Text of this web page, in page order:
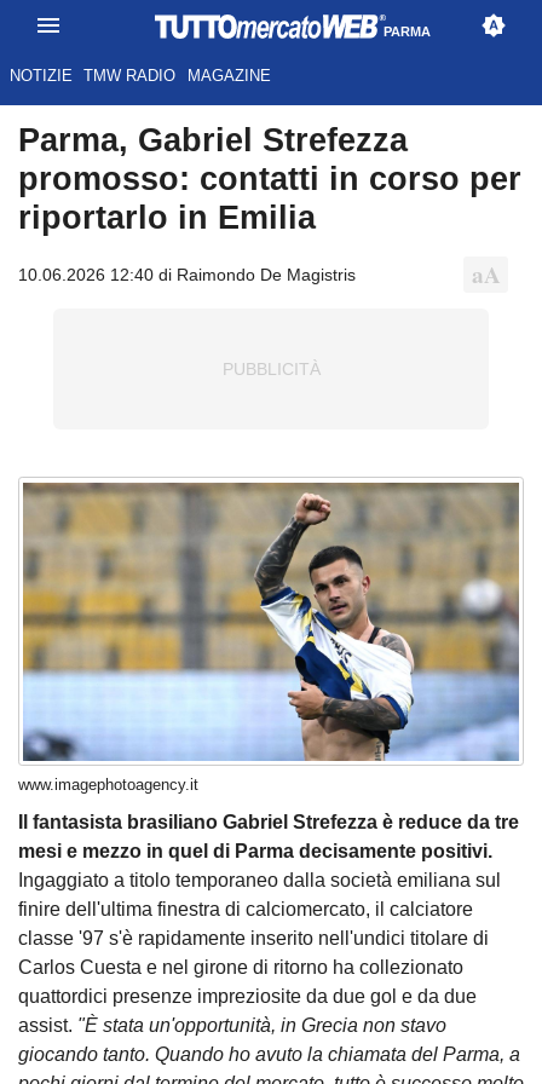
PARMA
NOTIZIE TMW RADIO MAGAZINE
Parma, Gabriel Strefezza
promosso: contatti in corso per
riportarlo in Emilia
10.06.2026 12:40 di Raimondo De Magistris
www.imagephotoagency.it
Il fantasista brasiliano Gabriel Strefezza è reduce da tre
mesi e mezzo in quel di Parma decisamente positivi.
Ingaggiato a titolo temporaneo dalla società emiliana sul
finire dell'ultima finestra di calciomercato, il calciatore
classe '97 s'è rapidamente inserito nell'undici titolare di
Carlos Cuesta e nel girone di ritorno ha collezionato
quattordici presenze impreziosite da due gol e da due
assist. "È stata un'opportunità, in Grecia non stavo
giocando tanto. Quando ho avuto la chiamata del Parma, a